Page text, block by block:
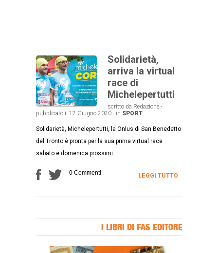
Solidarietà,
arriva la virtual
race di
Michelepertutti
scritto da Redazione -
pubblicato il 12 Giugno 2020 - in SPORT
Solidarietà, Michelepertutti, la Onlus di San Benedetto
del Tronto è pronta per la sua prima virtual race
sabato e domenica prossimi.
0 Commenti LEGGI TUTTO
I LIBRI DI FAS EDITORE